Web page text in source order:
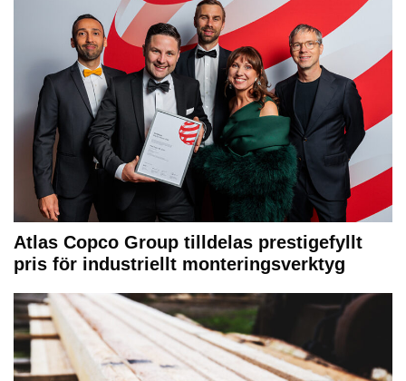
Atlas Copco Group tilldelas prestigefyllt
pris för industriellt monteringsverktyg